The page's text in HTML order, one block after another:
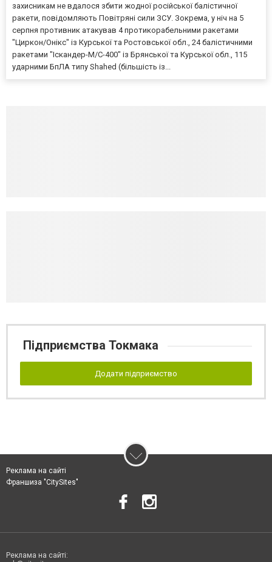
захисникам не вдалося збити жодної російської балістичної
ракети, повідомляють Повітряні сили ЗСУ. Зокрема, у ніч на 5
серпня противник атакував 4 протикорабельними ракетами
"Циркон/Онікс" із Курської та Ростовської обл., 24 балістичними
ракетами "Іскандер-М/С-400" із Брянської та Курської обл., 115
ударними БпЛА типу Shahed (більшість із...
Підприємства Токмака
Додати підприємство
Реклама на сайті
Франшиза "CitySites"
Реклама на сайті: